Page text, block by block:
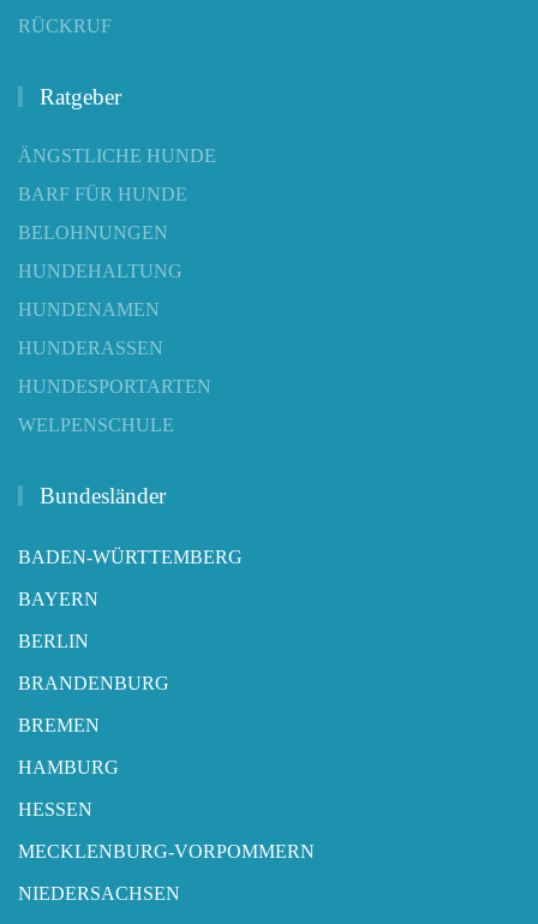
RÜCKRUF
Ratgeber
ÄNGSTLICHE HUNDE
BARF FÜR HUNDE
BELOHNUNGEN
HUNDEHALTUNG
HUNDENAMEN
HUNDERASSEN
HUNDESPORTARTEN
WELPENSCHULE
Bundesländer
BADEN-WÜRTTEMBERG
BAYERN
BERLIN
BRANDENBURG
BREMEN
HAMBURG
HESSEN
MECKLENBURG-VORPOMMERN
NIEDERSACHSEN